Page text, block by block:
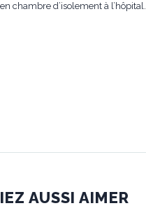
chambre d’isolement à l’hôpital.
AUSSI AIMER